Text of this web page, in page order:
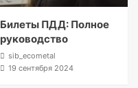
Билеты ПДД: Полное
руководство
sib_ecometal
19 сентября 2024